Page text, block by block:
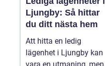
Ljungby: Så hittar
du ditt nästa hem
Att hitta en ledig
lägenhet i Ljungby kan